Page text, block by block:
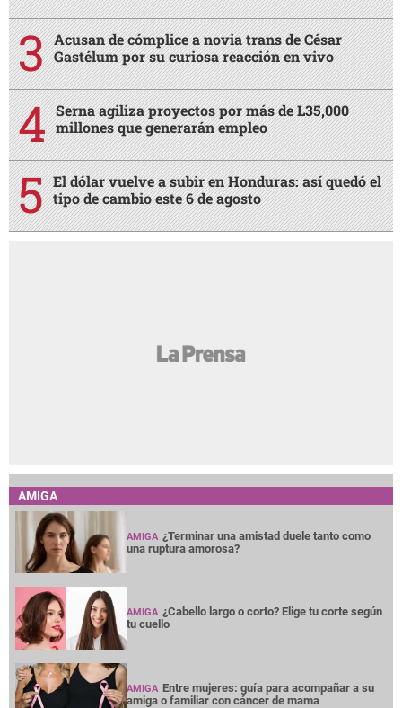
Acusan de cómplice a novia trans de César
Gastélum por su curiosa reacción en vivo
Serna agiliza proyectos por más de L35,000
millones que generarán empleo
El dólar vuelve a subir en Honduras: así quedó el
tipo de cambio este 6 de agosto
AMIGA
AMIGA ¿Terminar una amistad duele tanto como
una ruptura amorosa?
AMIGA ¿Cabello largo o corto? Elige tu corte según
tu cuello
AMIGA Entre mujeres: guía para acompañar a su
amiga o familiar con cáncer de mama